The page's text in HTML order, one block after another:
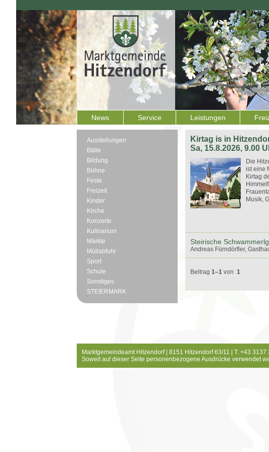
News Service Leistungen
Ausstellungen
Bälle
Bildung
Bühne
Feste
Freizeit
Kinder
Kirche
Konzerte
Kulinarium
Märkte
Müllabfuhr
Sport
Schule
Sonstiges
STEIERMARK
Kirtag is in
Sa, 15.8.2026, 9.00
Die
ist eine
Kirtag
Musik,
Steirische
Andreas Fürndörfler,
Beitrag 1–1 von 1
Marktgemeindeamt Hitzendorf | 8151 Hitzendorf 63/11 | T: +43 3137
Soweit auf dieser Seite personenbezogene Ausdrücke verwendet